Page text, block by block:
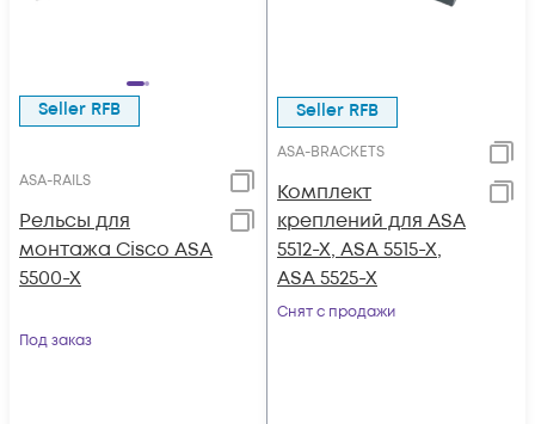
Seller RFB
ASA-RAILS
Рельсы для
монтажа Cisco ASA
5500-X
Под заказ
Seller RFB
ASA-BRACKETS
Комплект
креплений для ASA
5512-X, ASA 5515-X,
ASA 5525-X
Снят с продажи